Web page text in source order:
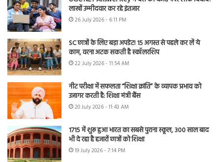
लाखों उम्मीदवार कर रहे इंतजार
26 July 2026 - 6:11 PM
SC छात्रों के लिए बड़ा अपडेट! 15 अगस्त से पहले कर लें ये
काम, वरना अटक सकती है स्कॉलरशिप
22 July 2026 - 11:54 AM
नीट परीक्षा में सफलता “शिक्षा क्रांति” के व्यापक प्रभाव को
उजागर करती है: शिक्षा मंत्री बैंस
20 July 2026 - 11:43 AM
1715 में शुरू हुआ भारत का सबसे पुराना स्कूल, 300 साल बाद
भी दे रहा है हजारों छात्रों को शिक्षा
19 July 2026 - 7:14 PM